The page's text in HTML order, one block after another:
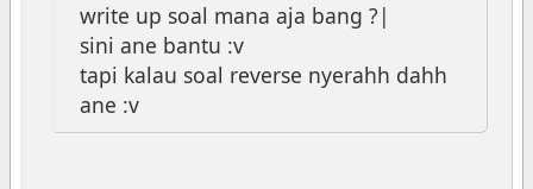
write up soal mana aja bang ?|
sini ane bantu :v
tapi kalau soal reverse nyerahh dahh
ane :v